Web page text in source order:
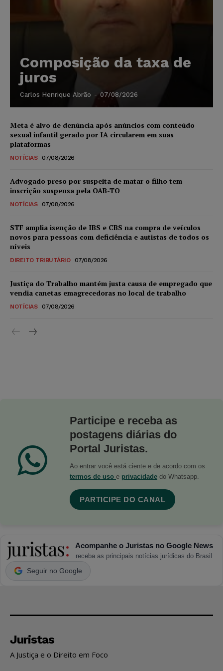
Composição da taxa de
juros
Carlos Henrique Abrão - 07/08/2026
Meta é alvo de denúncia após anúncios com conteúdo
sexual infantil gerado por IA circularem em suas
plataformas
NOTÍCIAS 07/08/2026
Advogado preso por suspeita de matar o filho tem
inscrição suspensa pela OAB-TO
NOTÍCIAS 07/08/2026
STF amplia isenção de IBS e CBS na compra de veículos
novos para pessoas com deficiência e autistas de todos os
níveis
DIREITO TRIBUTÁRIO 07/08/2026
Justiça do Trabalho mantém justa causa de empregado que
vendia canetas emagrecedoras no local de trabalho
NOTÍCIAS 07/08/2026
Participe e receba as
postagens diárias do
Portal Juristas.
Ao entrar você está ciente e de acordo com os
termos de uso e privacidade do Whatsapp.
PARTICIPE DO CANAL
Acompanhe o Juristas no Google News
receba as principais notícias jurídicas do Brasil
Seguir no Google
Juristas
A Justiça e o Direito em Foco